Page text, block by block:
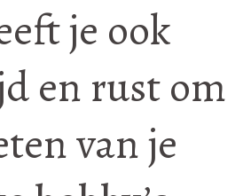
je ook
en rust om
van je